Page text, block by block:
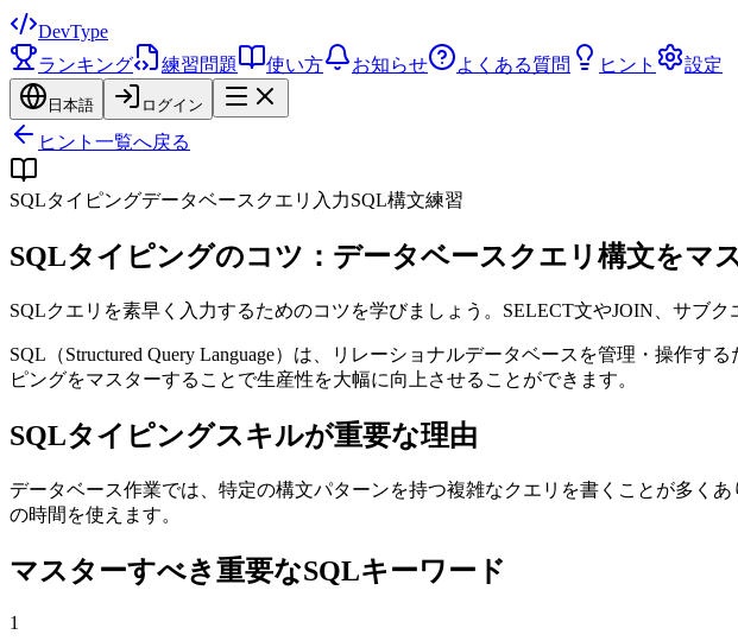
DevType
ランキング
練習問題 使い方 お知らせ よくある質問 ヒント 設定
日本語 ログイン
ヒント一覧へ戻る
SQLタイピングデータベースクエリ入力SQL構文練習
SQLタイピングのコツ：データベースクエリ構文をマ
SQLクエリを素早く入力するためのコツを学びましょう。SELECT文やJOIN、サブ
SQL（Structured Query Language）は、リレーショナルデータベースを管理・操作
ピングをマスターすることで生産性を大幅に向上させることができます。
SQLタイピングスキルが重要な理由
データベース作業では、特定の構文パターンを持つ複雑なクエリを書くことが多く
の時間を使えます。
マスターすべき重要なSQLキーワード
1